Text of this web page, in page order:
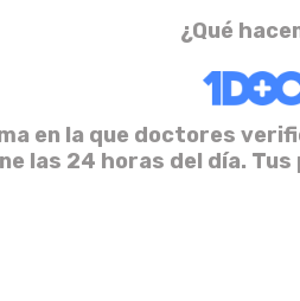
¿Qué
en la que doctores
las 24 horas del día.